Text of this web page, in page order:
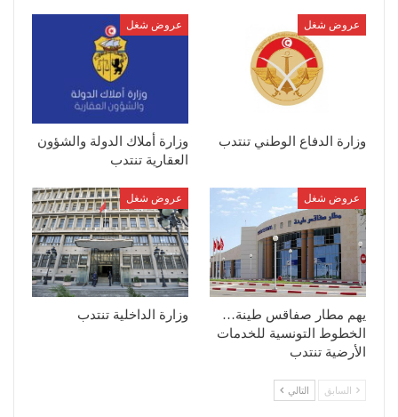
عروض شغل
وزارة الدفاع الوطني تنتدب
عروض شغل
وزارة أملاك الدولة والشؤون
العقارية تنتدب
عروض شغل
يهم مطار صفاقس طينة…
الخطوط التونسية للخدمات
الأرضية تنتدب
عروض شغل
وزارة الداخلية تنتدب
السابق التالي